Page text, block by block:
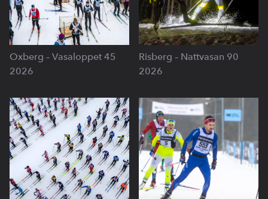
Oxberg – Vasaloppet 45
2026
Risberg – Nattvasan 90
2026